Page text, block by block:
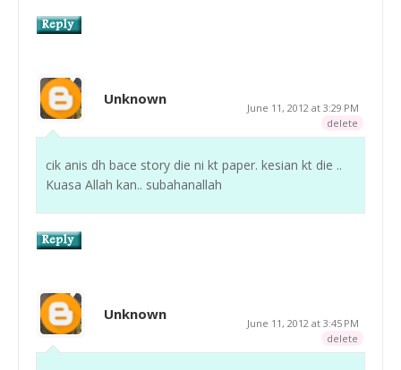
Unknown
June 11, 2012 at 3:29 PM
delete
cik anis dh bace story die ni kt paper. kesian kt die ..
Kuasa Allah kan.. subahanallah
Unknown
June 11, 2012 at 3:45 PM
delete